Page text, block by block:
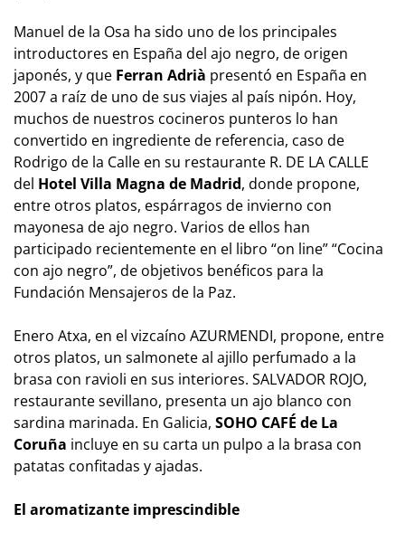
Manuel de la Osa ha sido uno de los principales
introductores en España del ajo negro, de origen
japonés, y que Ferran Adrià presentó en España en
2007 a raíz de uno de sus viajes al país nipón. Hoy,
muchos de nuestros cocineros punteros lo han
convertido en ingrediente de referencia, caso de
Rodrigo de la Calle en su restaurante R. DE LA CALLE
del Hotel Villa Magna de Madrid, donde propone,
entre otros platos, espárragos de invierno con
mayonesa de ajo negro. Varios de ellos han
participado recientemente en el libro “on line” “Cocina
con ajo negro”, de objetivos benéficos para la
Fundación Mensajeros de la Paz.
Enero Atxa, en el vizcaíno AZURMENDI, propone, entre
otros platos, un salmonete al ajillo perfumado a la
brasa con ravioli en sus interiores. SALVADOR ROJO,
restaurante sevillano, presenta un ajo blanco con
sardina marinada. En Galicia, SOHO CAFÉ de La
Coruña incluye en su carta un pulpo a la brasa con
patatas confitadas y ajadas.
El aromatizante imprescindible